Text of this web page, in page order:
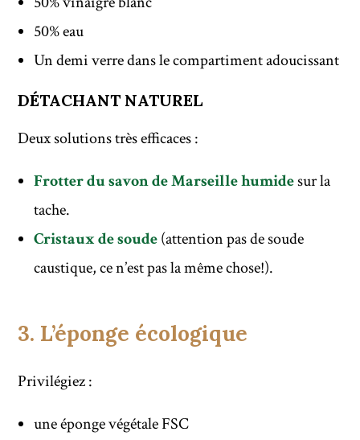
50% eau
Un demi verre dans le compartiment adoucissant
DÉTACHANT NATUREL
Deux solutions très efficaces :
Frotter du savon de Marseille humidesur la
tache.
Cristaux de soude(attention pas de soude
caustique, ce n’est pas la même chose!).
3. L’éponge écologique
Privilégiez :
une éponge végétale FSC